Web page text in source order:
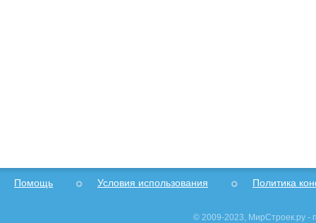
Помощь Условия использования Политика
© 2009-2023, МирСтроек.ру -